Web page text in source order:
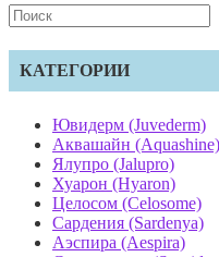
Search
this
website
КАТЕГОРИИ
Ювидерм (Juvederm)
Аквашайн (Aquashine)
Ялупро (Jalupro)
Хуарон (Hyaron)
Целосом (Celosome)
Сардения (Sardenya)
Аэспира (Aespira)